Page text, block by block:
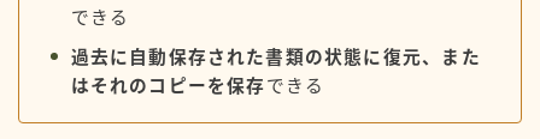
できる
過去に自動保存された書類の状態に復元、また
はそれのコピーを保存できる